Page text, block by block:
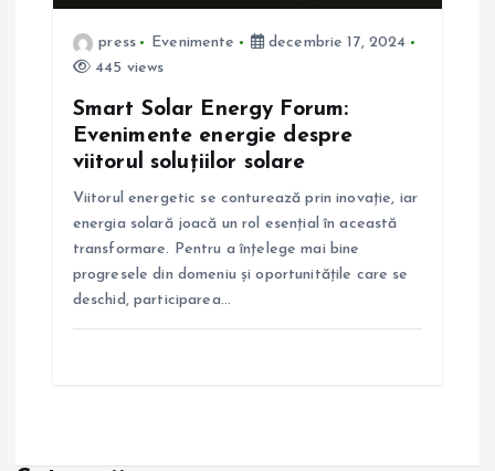
press Evenimente
decembrie 17, 2024
445 views
Smart Solar Energy Forum:
Evenimente energie despre
viitorul soluțiilor solare
Viitorul energetic se conturează prin inovație, iar
energia solară joacă un rol esențial în această
transformare. Pentru a înțelege mai bine
progresele din domeniu și oportunitățile care se
deschid, participarea…